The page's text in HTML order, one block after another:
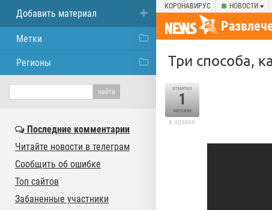
КОРОНАВИРУС НОВОСТИ
Три способа,
отметил
1
человек
в архиве
Добавить материал
Метки
Регионы
Последние комментарии
Читайте новости в телеграм
Сообщить об ошибке
Топ сайтов
Забаненные участники